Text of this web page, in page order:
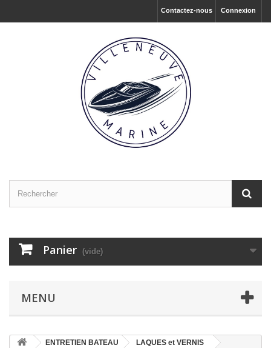
Connexion
Contactez-nous
Panier (vide)
MENU
ENTRETIEN BATEAU
LAQUES et VERNIS